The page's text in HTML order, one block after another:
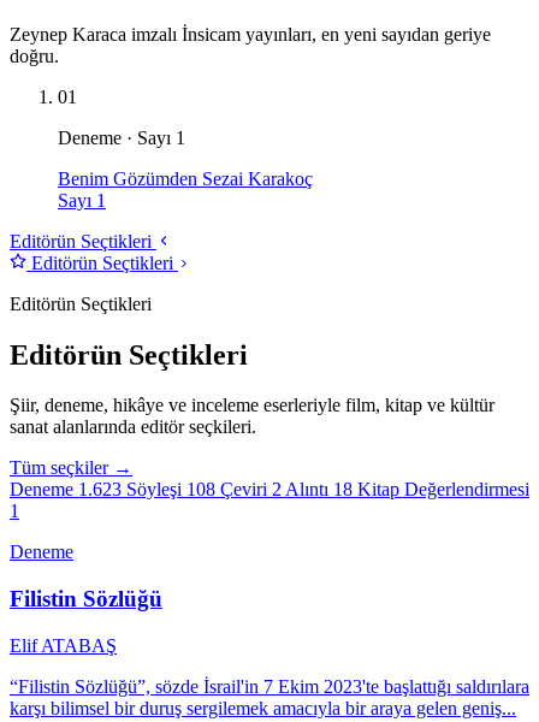
Zeynep Karaca imzalı İnsicam yayınları, en yeni sayıdan geriye
doğru.
01
Deneme · Sayı 1
Benim Gözümden Sezai Karakoç
Sayı 1
Editörün Seçtikleri
Editörün Seçtikleri
Editörün Seçtikleri
Editörün Seçtikleri
Şiir, deneme, hikâye ve inceleme eserleriyle film, kitap ve kültür
sanat alanlarında editör seçkileri.
Tüm seçkiler →
Deneme 1.623 Söyleşi 108 Çeviri 2Alıntı 18 Kitap Değerlendirmesi
1
Deneme
Filistin Sözlüğü
Elif ATABAŞ
“Filistin Sözlüğü”, sözde İsrail'in 7 Ekim 2023'te başlattığı saldırılara
karşı bilimsel bir duruş sergilemek amacıyla bir araya gelen geniş...